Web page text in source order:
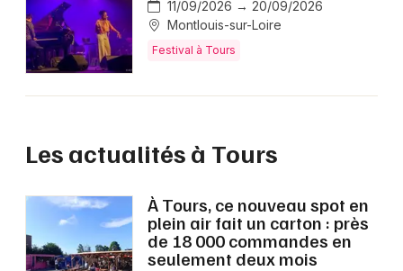
11/09/2026 → 20/09/2026
Montlouis-sur-Loire
Festival à Tours
Les actualités à Tours
À Tours, ce nouveau spot en
plein air fait un carton : près
de 18 000 commandes en
seulement deux mois